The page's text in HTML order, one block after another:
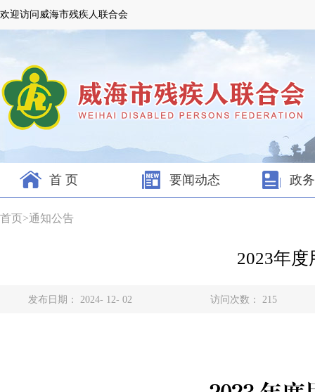
欢迎访问威海市残疾人联合会
首 页 要闻动态 政
首页>通知公告
2023年
发布日期： 2024- 12- 02 访问次数： 215